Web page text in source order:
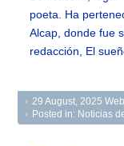
poeta. Ha
Alcap, donde fue
redacción, El
29 August, 2025
Posted in: Noticias